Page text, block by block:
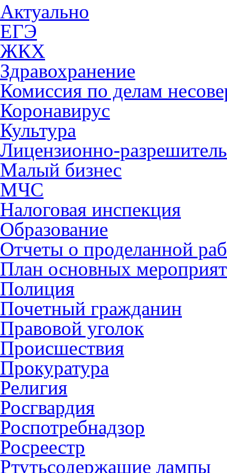
Актуально
ЕГЭ
ЖКХ
Здравохранение
Комиссия по делам
Коронавирус
Культура
Лицензионно-
Малый бизнес
МЧС
Налоговая инспекция
Образование
Отчеты о проделанной
План основных
Полиция
Почетный гражданин
Правовой уголок
Происшествия
Прокуратура
Религия
Росгвардия
Роспотребнадзор
Росреестр
Ртутьсодержащие лампы